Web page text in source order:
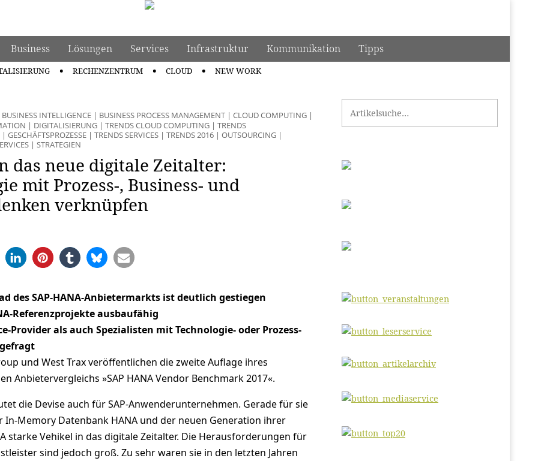
Business Lösungen Services Infrastruktur Kommunikation Tipps
RECHENZENTRUM CLOUD NEW WORK
BUSINESS INTELLIGENCE| BUSINESS PROCESS MANAGEMENT| CLOUD COMPUTING|
| DIGITALISIERUNG| TRENDS CLOUD COMPUTING| TRENDS
| GESCHÄFTSPROZESSE| TRENDS SERVICES| TRENDS 2016| OUTSOURCING|
| STRATEGIEN
das neue digitale Zeitalter:
mit Prozess-, Business- und
verknüpfen
des SAP-HANA-Anbietermarkts ist deutlich gestiegen
Referenzprojekte ausbaufähig
Provider als auch Spezialisten mit Technologie- oder Prozess-
und West Trax veröffentlichen die zweite Auflage ihres
Anbietervergleichs »SAP HANA Vendor Benchmark 2017«.
die Devise auch für SAP-Anwenderunternehmen. Gerade für sie
In-Memory Datenbank HANA und der neuen Generation ihrer
starke Vehikel in das digitale Zeitalter. Die Herausforderungen für
sind jedoch groß. Zu sehr waren sie in den letzten Jahren